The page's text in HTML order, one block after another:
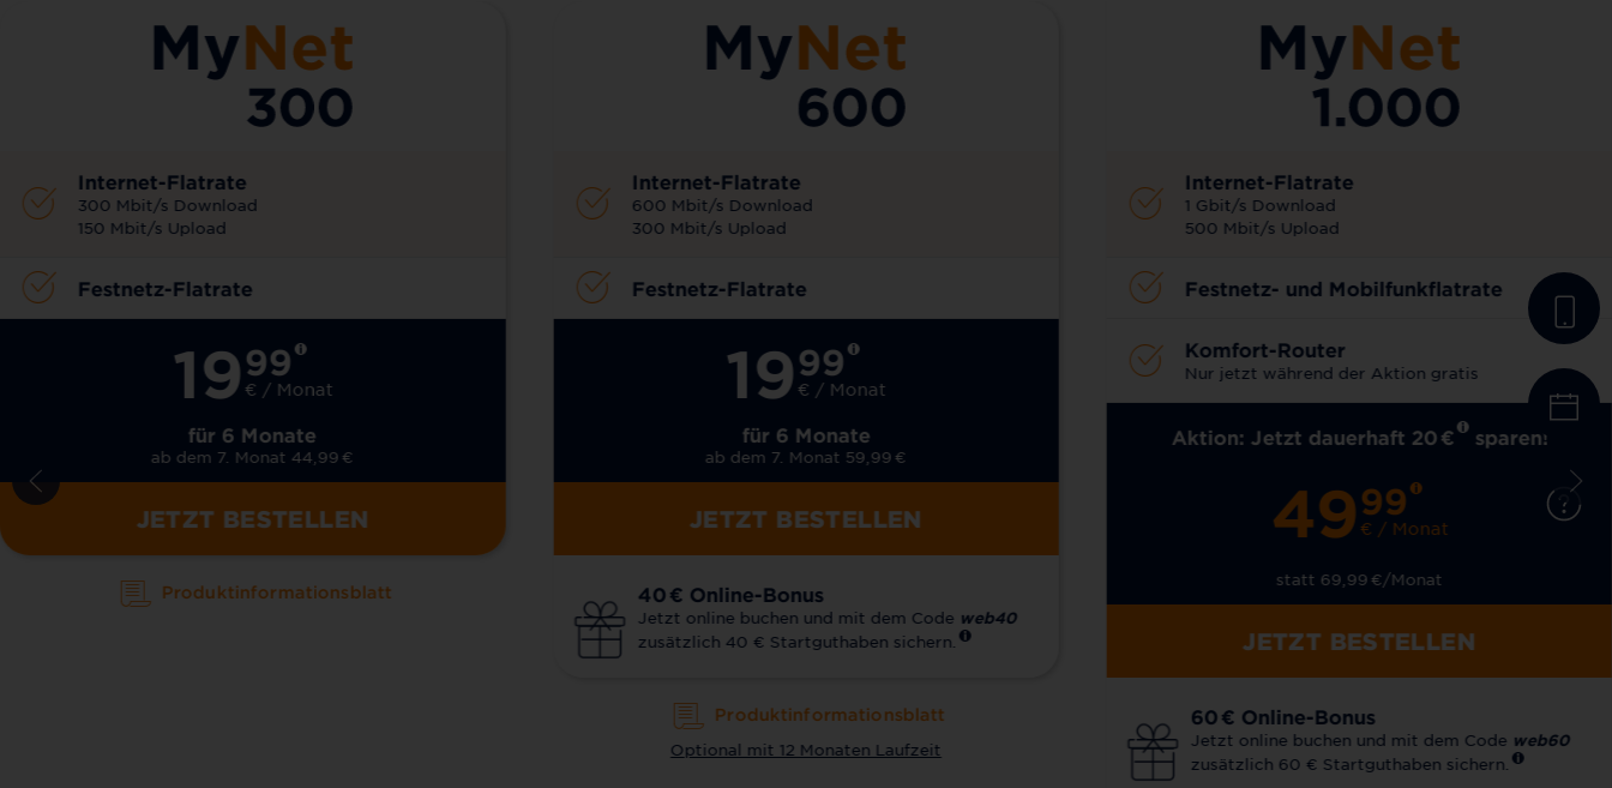
Internet-Flatrate
600 Mbit/s Download
300 Mbit/s Upload
Festnetz-Flatrate
1999
€ / Monat
für 6 Monate
ab dem 7. Monat 59,99 €
JETZT BESTELLEN
40 € Online-Bonus
Jetzt online buchen und mit dem Code web40
zusätzlich 40 € Startguthaben sichern.
Produktinformationsblatt
Optional mit 12 Monaten Laufzeit
Internet-Flatrate
1 Gbit/s Download
500 Mbit/s Upload
Festnetz- und Mobilfunkflatrate
Komfort-Router
Nur jetzt während der Aktion gratis
Aktion: Jetzt dauerhaft 20 € sparen!
4999
€ / Monat
statt 69,99 €/Monat
JETZT BESTELLEN
60 € Online-Bonus
Jetzt online buchen und mit dem Code web60
zusätzlich 60 € Startguthaben sichern.
Internet-Flatrate
300 Mbit/s Download
150 Mbit/s Upload
Festnetz-Flatrate
1999
€ / Monat
für 6 Monate
ab dem 7. Monat 44,99 €
JETZT BESTELLEN
Produktinformationsblatt